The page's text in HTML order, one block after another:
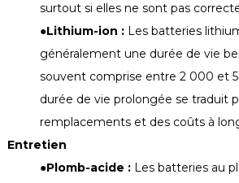
surtout si elles ne sont pas
●Lithium-ion : Les batteries
généralement une durée de vie
souvent comprise entre 2 000 et
durée de vie prolongée se traduit
remplacements et des coûts à
Entretien
●Plomb-acide : Les batteries au